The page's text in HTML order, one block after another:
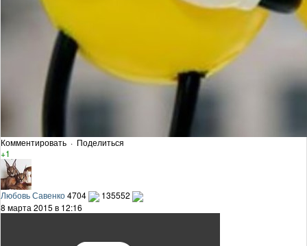
Комментировать · Поделиться
+1
Любовь Савенко4704
135552
8 марта 2015 в 12:16